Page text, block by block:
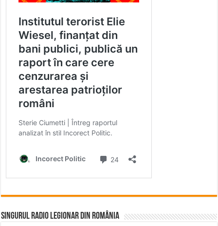
Singurul Radio Legionar din România